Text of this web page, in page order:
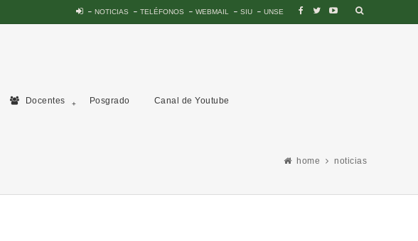
NOTICIAS TELÉFONOS WEBMAIL SIU UNSE
Docentes Posgrado Canal de Youtube
home noticias